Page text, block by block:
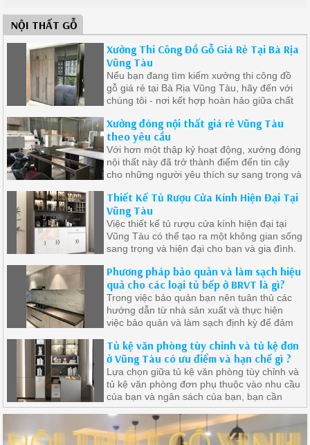
NỘI THẤT GỖ
Xưởng Thi Công Đồ Gỗ Giá Rẻ Tại Bà Rịa
Vũng Tàu
Nếu bạn đang tìm kiếm xưởng thi công đồ
gỗ giá rẻ tại Bà Rịa Vũng Tàu, hãy đến với
chúng tôi - nơi kết hợp hoàn hảo giữa chất
Xưởng đóng nội thất giá rẻ Vũng Tàu
theo yêu cầu
Với hơn một thập kỷ hoạt động, xưởng đóng
nội thất này đã trở thành điểm đến tin cậy
cho những người yêu thích sự sang trọng và
Thiết Kế Tủ Rượu Cửa Kính Hiện Đại Tại
Vũng Tàu
Việc thiết kế tủ rượu cửa kính hiện đại tại
Vũng Tàu có thể tạo ra một không gian sống
sang trọng và hiện đại cho bạn và gia đình.
Phương pháp bảo quản và làm sạch hiệu
quả cho các loại tủ bếp ở BRVT là gì?
Trong việc bảo quản bạn nên tuân thủ các
hướng dẫn từ nhà sản xuất và thực hiện
việc bảo quản và làm sạch định kỳ để đảm
Tủ kệ văn phòng tùy chỉnh và tủ kệ đơn
ở Vũng Tàu có ưu điểm và hạn chế gì ?
Lựa chọn giữa tủ kệ văn phòng tùy chỉnh và
tủ kệ văn phòng đơn phụ thuộc vào nhu cầu
của bạn và ngân sách của bạn, bạn cần
xem xét cẩn thận nhu cầu và ưu tiên của
mình để chọn loại tủ kệ phù hợp nhất với
không gian làm việc của bạn.